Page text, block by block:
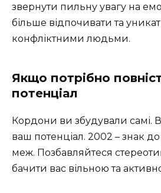
звернути пильну увагу на
більше відпочивати та
конфліктними людьми.
Якщо потрібно
потенціал
Кордони ви збудували самі.
ваш потенціал. 2002 – знак
меж. Позбавляйтеся
бачити вас вільною та